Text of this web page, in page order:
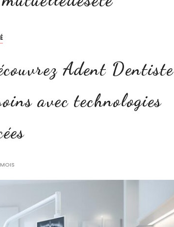
Adent Dentiste
avec technologies